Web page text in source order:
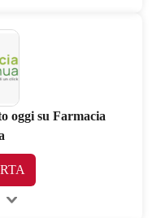
oggi su Farmacia